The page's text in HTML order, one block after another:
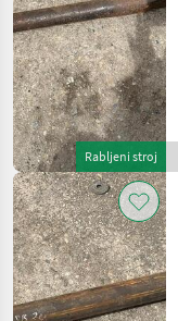
Rabljeni stroj